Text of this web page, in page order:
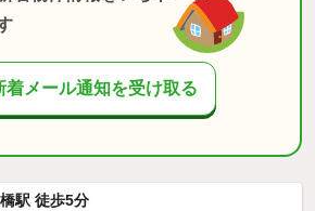
着メール通知を受け取る
駅 徒歩5分